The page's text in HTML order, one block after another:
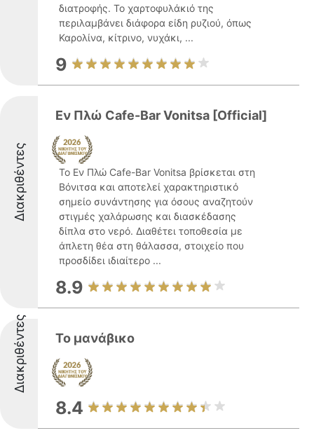
διατροφής. Το χαρτοφυλάκιό της
περιλαμβάνει διάφορα είδη ρυζιού, όπως
Καρολίνα, κίτρινο, νυχάκι, ...
9
Διακριθέντες
Εν Πλώ Cafe-Bar Vonitsa [Official]
Το Εν Πλώ Cafe-Bar Vonitsa βρίσκεται στη
Βόνιτσα και αποτελεί χαρακτηριστικό
σημείο συνάντησης για όσους αναζητούν
στιγμές χαλάρωσης και διασκέδασης
δίπλα στο νερό. Διαθέτει τοποθεσία με
άπλετη θέα στη θάλασσα, στοιχείο που
προσδίδει ιδιαίτερο ...
8.9
Διακριθέντες Το μανάβικο
8.4